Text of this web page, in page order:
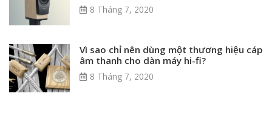
8 Tháng 7, 2020
Vì sao chỉ nên dùng một thương hiệu cáp
âm thanh cho dàn máy hi-fi?
8 Tháng 7, 2020